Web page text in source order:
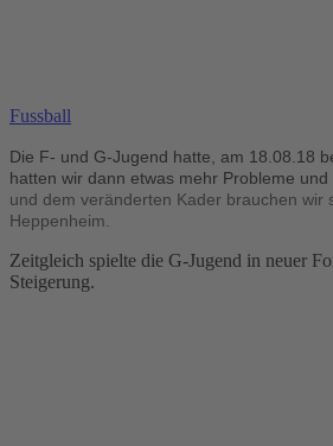
Fussball
Die F- und G-Jugend hatte, am 18.08.18
hatten wir dann etwas mehr Probleme
und dem veränderten Kader brauchen
Heppenheim.
Zeitgleich spielte die G-Jugend in neuer
Steigerung.